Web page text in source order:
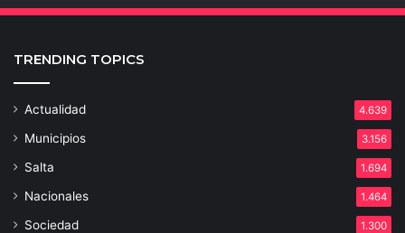
TRENDING TOPICS
Actualidad 4.639
Municipios 3.156
Salta 1.694
Nacionales 1.464
Sociedad 1.300